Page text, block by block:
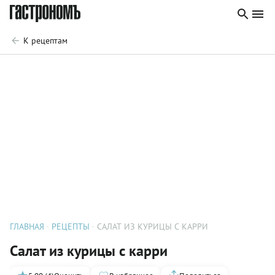
К рецептам
ГЛАВНАЯ РЕЦЕПТЫ САЛАТ ИЗ КУРИЦЫ С КАРРИ
Салат из курицы с карри